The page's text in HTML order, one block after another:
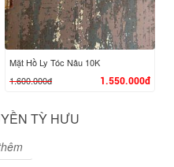
Mặt Hồ Ly Tóc Nâu 10K
1.600.000đ
1.550.000đ
TỲ HƯU